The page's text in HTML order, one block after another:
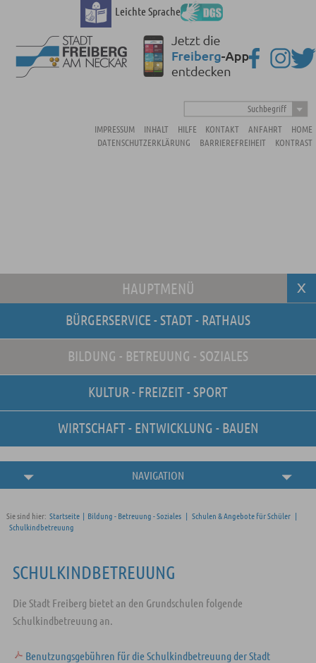
Leichte Sprache
Suchbegriff
IMPRESSUM
INHALT HILFE KONTAKT ANFAHRT
HOME
DATENSCHUTZERKLÄRUNG
BARRIEREFREIHEIT KONTRAST
HAUPTMENÜ
BÜRGERSERVICE - STADT - RATHAUS
BILDUNG - BETREUUNG - SOZIALES
KULTUR - FREIZEIT - SPORT
WIRTSCHAFT - ENTWICKLUNG - BAUEN
Unsere Stellenangebote
Online-Terminvereinbarung
Amtliche
Bekanntmachungen
NAVIGATION
Sie sind hier: Startseite | Bildung - Betreuung - Soziales | Schulen & Angebote für Schüler |
Schulkindbetreuung
SCHULKINDBETREUUNG
Die Stadt Freiberg bietet an den Grundschulen folgende
Schulkindbetreuung an.
Benutzungsgebühren für die Schulkindbetreuung der Stadt